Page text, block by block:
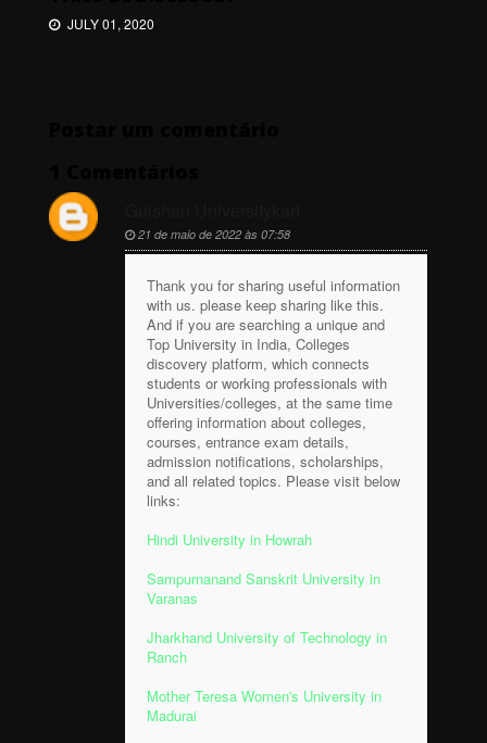
JULY 01, 2020
21 de maio de 2022 às 07:58
Thank you for sharing useful information
with us. please keep sharing like this.
And if you are searching a unique and
Top University in India, Colleges
discovery platform, which connects
students or working professionals with
Universities/colleges, at the same time
offering information about colleges,
courses, entrance exam details,
admission notifications, scholarships,
and all related topics. Please visit below
links:
Hindi University in Howrah
Sampurnanand Sanskrit University in
Varanas
Jharkhand University of Technology in
Ranch
Mother Teresa Women's University in
Madurai